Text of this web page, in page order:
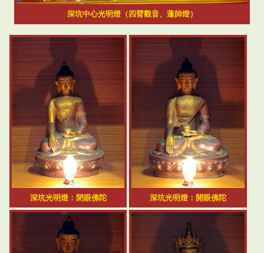
深坑中心光明燈（四臂觀音、蓮師燈）
深坑光明燈：閉眼佛陀 深坑光明燈：開眼佛陀